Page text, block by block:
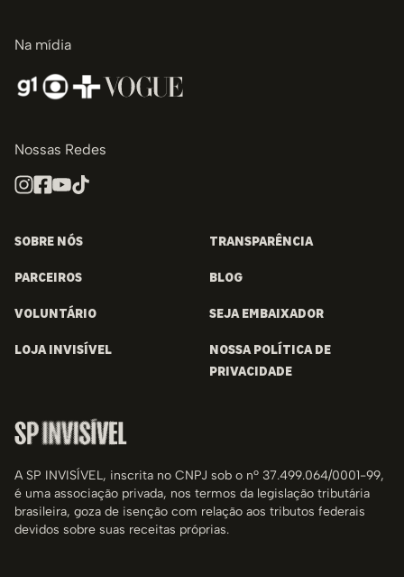
Na mídia
Nossas Redes
SOBRE NÓS TRANSPARÊNCIA
PARCEIROS BLOG
VOLUNTÁRIO SEJA EMBAIXADOR
LOJA INVISÍVEL
NOSSA POLÍTICA DE
PRIVACIDADE
A SP INVISÍVEL, inscrita no CNPJ sob o nº 37.499.064/0001-99,
é uma associação privada, nos termos da legislação tributária
brasileira, goza de isenção com relação aos tributos federais
devidos sobre suas receitas próprias.